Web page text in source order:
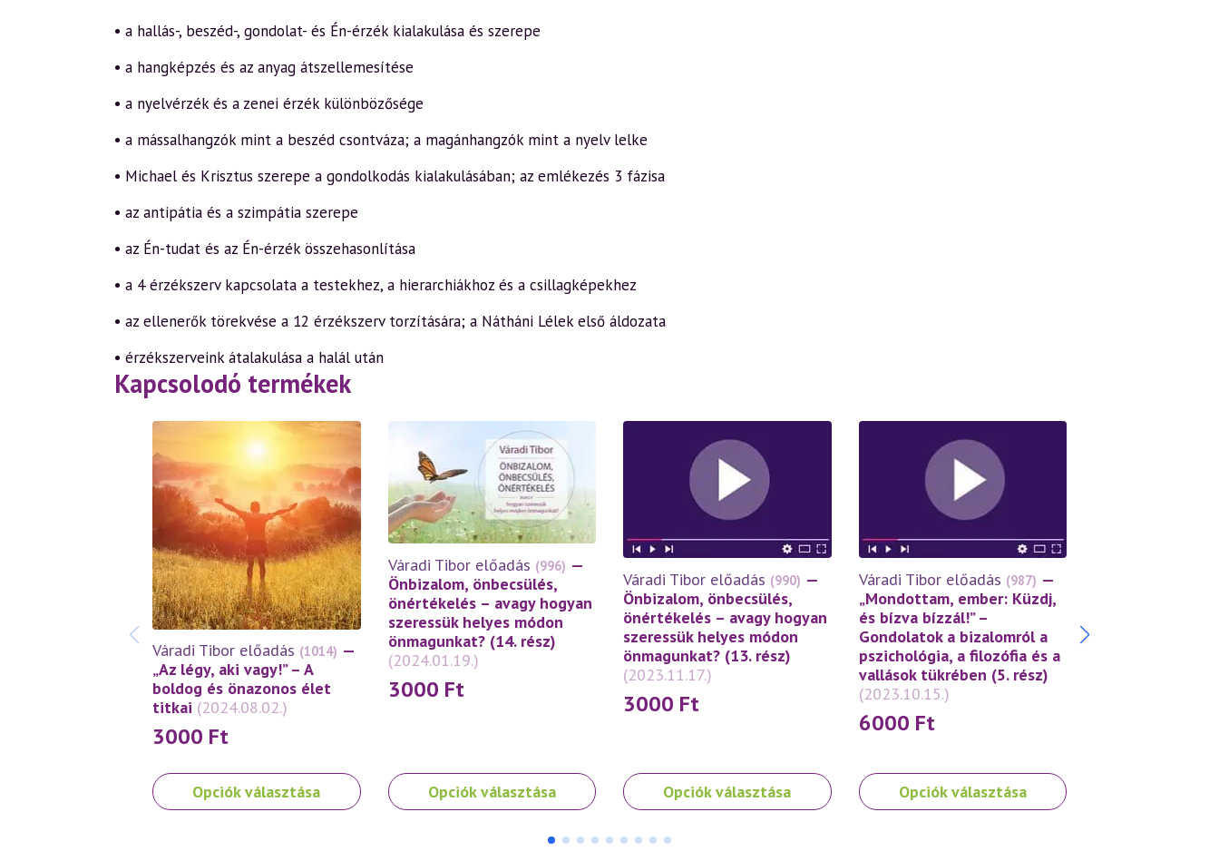
• a hallás-, beszéd-, gondolat- és Én-érzék kialakulása és szerepe
• a hangképzés és az anyag átszellemesítése
• a nyelvérzék és a zenei érzék különbözősége
• a mássalhangzók mint a beszéd csontváza; a magánhangzók mint a nyelv lelke
• Michael és Krisztus szerepe a gondolkodás kialakulásában; az emlékezés 3 fázisa
• az antipátia és a szimpátia szerepe
• az Én-tudat és az Én-érzék összehasonlítása
• a 4 érzékszerv kapcsolata a testekhez, a hierarchiákhoz és a csillagképekhez
• az ellenerők törekvése a 12 érzékszerv torzítására; a Nátháni Lélek első áldozata
• érzékszerveink átalakulása a halál után
Kapcsolodó termékek
Váradi Tibor előadás (1014) —
„Az légy, aki vagy!” – A
boldog és önazonos élet
titkai (2024.08.02.)
3000 Ft
Opciók választása
Ennek
a
Váradi Tibor előadás (996) —
Önbizalom, önbecsülés,
önértékelés – avagy hogyan
szeressük helyes módon
önmagunkat? (14. rész)
(2024.01.19.)
3000 Ft
Opciók választása
Ennek
a
Váradi Tibor előadás (990) —
Önbizalom, önbecsülés,
önértékelés – avagy hogyan
szeressük helyes módon
önmagunkat? (13. rész)
(2023.11.17.)
3000 Ft
Opciók választása
Ennek
a
több
Váradi Tibor előadás (987) —
„Mondottam, ember: Küzdj,
és bízva bízzál!” –
Gondolatok a bizalomról a
pszichológia, a filozófia és a
vallások tükrében (5. rész)
(2023.10.15.)
6000 Ft
Opciók választása
Ennek
a